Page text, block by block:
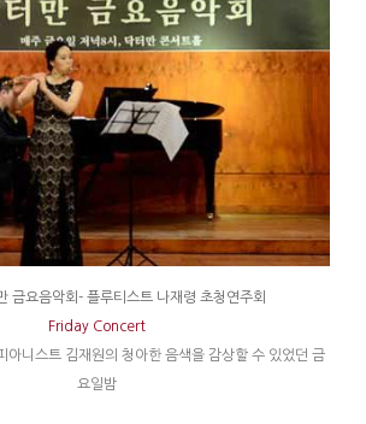
금요음악회- 플루티스트 나재령 초청연주회
Friday Concert
아니스트 김재원의 청아한 음색을 감상할 수 있었던 금
요일밤